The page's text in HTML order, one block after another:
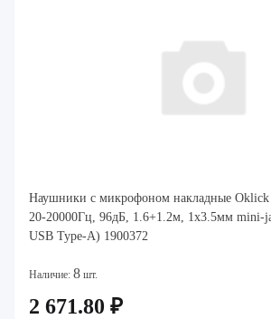
Наушники с микрофоном накладные
20-20000Гц, 96дБ, 1.6+1.2м, 1x3.5мм mini-
USB Type-A) 1900372
Наличие: 8 шт.
2 671.80 ₽